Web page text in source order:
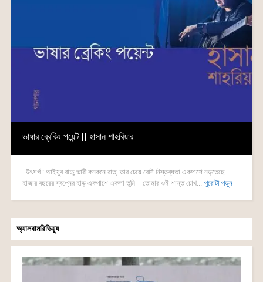
ভাষার ব্রেকিং পয়েন্ট || হাসান শাহরিয়ার
উৎসর্গ : আইয়ুব বাচ্চু ভারী কনকনে রাত, তার চেয়ে বেশি নিস্তব্ধতা একপাশে নড়তেছে
হাজার বছরের স্বপ্নের হাড় একপাশে একলা তুমি— তোমার ওই শান্ত চোখ...
পুরোটা পড়ুন
অ্যালবামরিভিয়্যু